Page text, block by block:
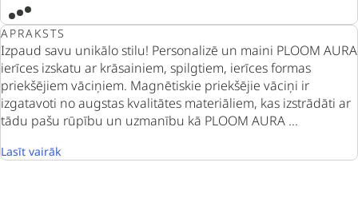
APRAKSTS
Izpaud savu unikālo stilu! Personalizē un maini PLOOM AURA
ierīces izskatu ar krāsainiem, spilgtiem, ierīces formas
priekšējiem vāciņiem. Magnētiskie priekšējie vāciņi ir
izgatavoti no augstas kvalitātes materiāliem, kas izstrādāti ar
tādu pašu rūpību un uzmanību kā PLOOM AURA ...
Lasīt vairāk